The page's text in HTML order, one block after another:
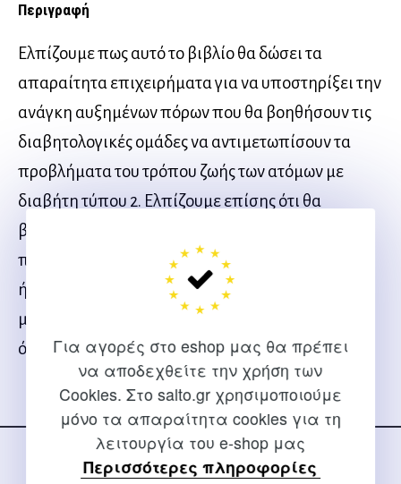
Για αγορές στο eshop μας θα πρέπει
να αποδεχθείτε την χρήση των
Cookies. Στο salto.gr χρησιμοποιούμε
μόνο τα απαραίτητα cookies για τη
λειτουργία του e-shop μας
Περισσότερες πληροφορίες
Περιγραφή
Ελπίζουμε πως αυτό το βιβλίο θα δώσει τα
απαραίτητα επιχειρήματα για να υποστηρίξει την
ανάγκη αυξημένων πόρων που θα βοηθήσουν τις
διαβητολογικές ομάδες να αντιμετωπίσουν τα
προβλήματα του τρόπου ζωής των ατόμων με
διαβήτη τύπου 2. Ελπίζουμε επίσης ότι θα
βοηθήσει τον επαγγελματία της υγείας που
πρέπει να παρέχει στα άτομα με διαβήτη τύπου 1
ή 2 λεπτομερείς συμβουλές, ώστε να γυμνάζονται
με ασφάλεια και να απολαμβάνουν την άθληση
όσο το δυνατόν περισσότερο.
Ακολουθήστε μας
στα social media